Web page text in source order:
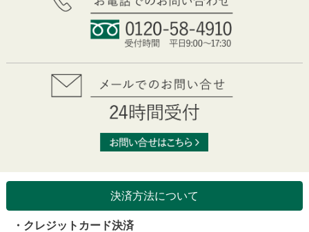
決済方法について
・クレジットカード決済